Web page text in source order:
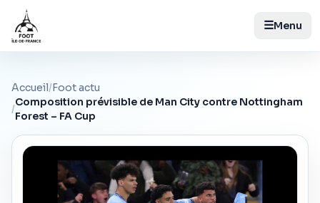
☰Menu
Accueil/Foot actu
/
Composition prévisible de Man City contre Nottingham
Forest – FA Cup